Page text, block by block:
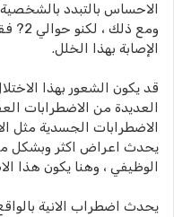
الاحساس بالتبدد
ومع
الإصابة بهذا الخلل.
قد يكون الشعور بهذا
العديدة من الاضطرابات
الاضطرابات الجسدية مثل
يحدث اعراض اكثر وبشكل
الوظيفي ، وهنا يكون هذا
يحدث اضطراب الانية